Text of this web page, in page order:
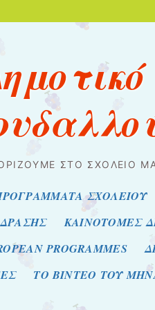
ΣΤΟ ΣΧΟΛΕΊΟ
ΣΧΟΛΕΙΟΥ
ΚΑΙΝΟΤΟΜΕΣ
PROGRAMMES
ΤΟ ΒΙΝΤΕΟ ΤΟΥ